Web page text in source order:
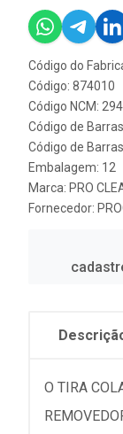
Código do
Código: 874010
Código NCM:
Código de
Código de
Embalagem: 12
Marca: PRO
Fornecedor:
O TIRA